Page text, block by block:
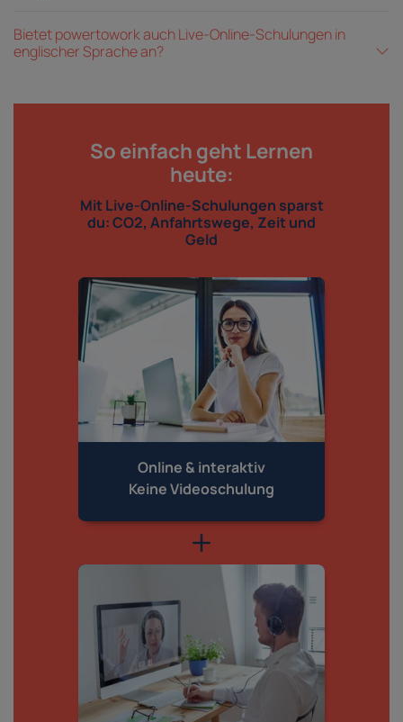
Bietet powertowork auch Live-Online-Schulungen in
englischer Sprache an?
So einfach geht Lernen
heute:
Mit Live-Online-Schulungen sparst
du: CO2, Anfahrtswege, Zeit und
Geld
Online & interaktiv
Keine Videoschulung